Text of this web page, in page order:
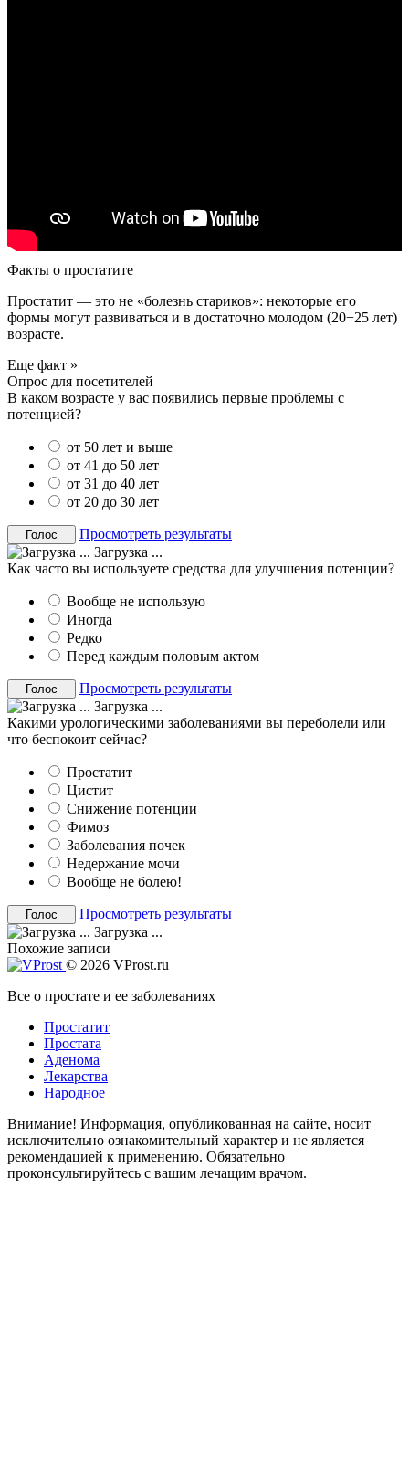
Факты о простатите
Простатит — это не «болезнь стариков»: некоторые его
формы могут развиваться и в достаточно молодом (20−25 лет)
возрасте.
Еще факт »
Опрос для посетителей
В каком возрасте у вас появились первые проблемы с
потенцией?
от 50 лет и выше
от 41 до 50 лет
от 31 до 40 лет
от 20 до 30 лет
Просмотреть результаты
Загрузка ...
Как часто вы используете средства для улучшения потенции?
Вообще не использую
Иногда
Редко
Перед каждым половым актом
Просмотреть результаты
Загрузка ...
Какими урологическими заболеваниями вы переболели или
что беспокоит сейчас?
Простатит
Цистит
Снижение потенции
Фимоз
Заболевания почек
Недержание мочи
Вообще не болею!
Просмотреть результаты
Загрузка ...
Похожие записи
© 2026 VProst.ru
Все о простате и ее заболеваниях
Простатит
Простата
Аденома
Лекарства
Народное
Внимание! Информация, опубликованная на сайте, носит
исключительно ознакомительный характер и не является
рекомендацией к применению. Обязательно
проконсультируйтесь с вашим лечащим врачом.